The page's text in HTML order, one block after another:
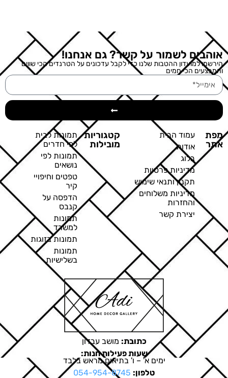
אוהבים לשמור על קשר? גם אנחנו!
הירשמו למועדון ההטבות שלנו כדי לקבל עדכונים על הטרנדים הכי שווים
והמבצעים הכי חמים
מפת
אתר
עמוד הבית
אודות
בלוג
מדיניות פרטיות
תקנון ותנאי שימוש
מדיניות משלוחים
והחזרות
יצירת קשר
קטגוריות
מובילות
תמונות לבית
לפי חדרים
תמונות לפי
נושאים
טפטים וחיפויי
קיר
הדפסה על
קנבס
תמונות
למשרד
תמונות בזוגות
תמונות
בשלישיות
כתובת: מושב עבדון
שעות פעילות חנות:
ימים א' – ו' בתיאום מראש בלבד
טלפון: 054-954-8745